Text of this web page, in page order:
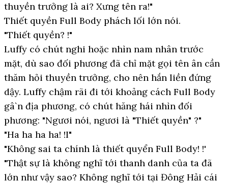
thuyền trưởng là ai? Xưng tên ra!"
Thiết quyền Full Body phách lối lớn nói.
"Thiết quyền? !"
Luffy có chút nghi hoặc nhìn nam nhân trước
mặt, dù sao đối phương đã chỉ mặt gọi tên ân cần
thăm hỏi thuyền trưởng, cho nên hắn liền đứng
dậy. Luffy chậm rãi đi tới khoảng cách Full Body
gâ`n địa phương, có chút hăng hái nhìn đối
phương: "Ngươi nói, ngươi là "Thiết quyền" ?"
"Ha ha ha ha! !I"
"Không sai ta chính là thiết quyển Full Body! !'
"Thật sự là không nghĩ tới thanh danh của ta đã
lớn như vậy sao? Không nghĩ tới tại Đông Hải cái